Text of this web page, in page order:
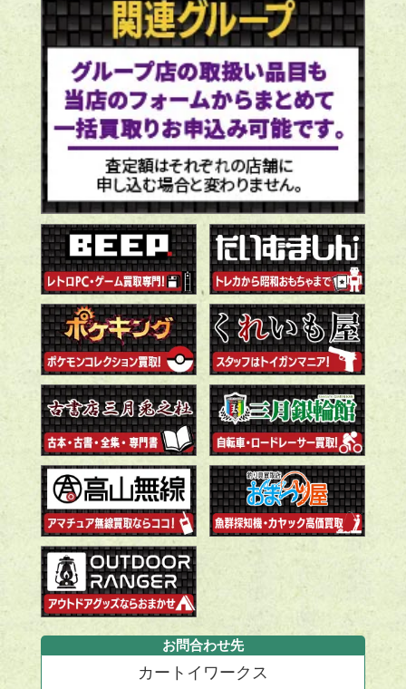
お問合わせ先
カートイワークス